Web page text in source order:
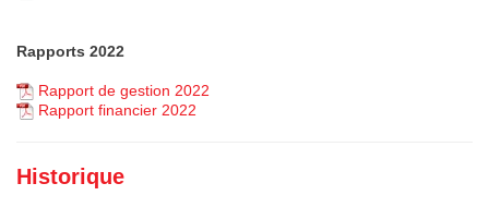
Rapports 2022
Rapport de gestion 2022
Rapport financier 2022
Historique